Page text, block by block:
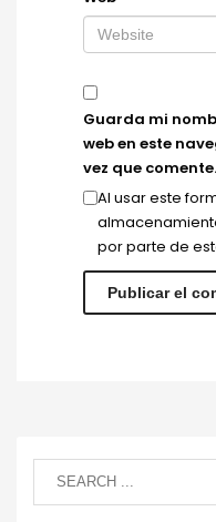
Guarda mi
web en este
vez que comente.
Al usar este
por parte de